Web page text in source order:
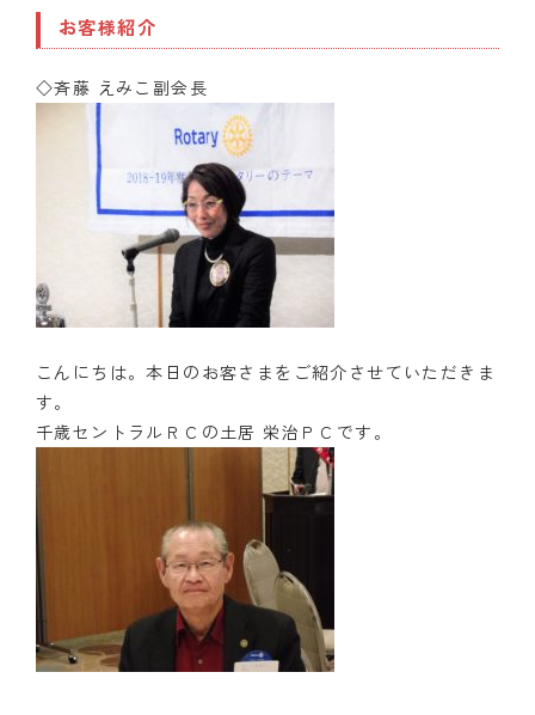
お客様紹介
◇斉藤 えみこ副会長
こんにちは。本日のお客さまをご紹介させていただきま
す。
千歳セントラルＲＣの土居 栄治ＰＣです。